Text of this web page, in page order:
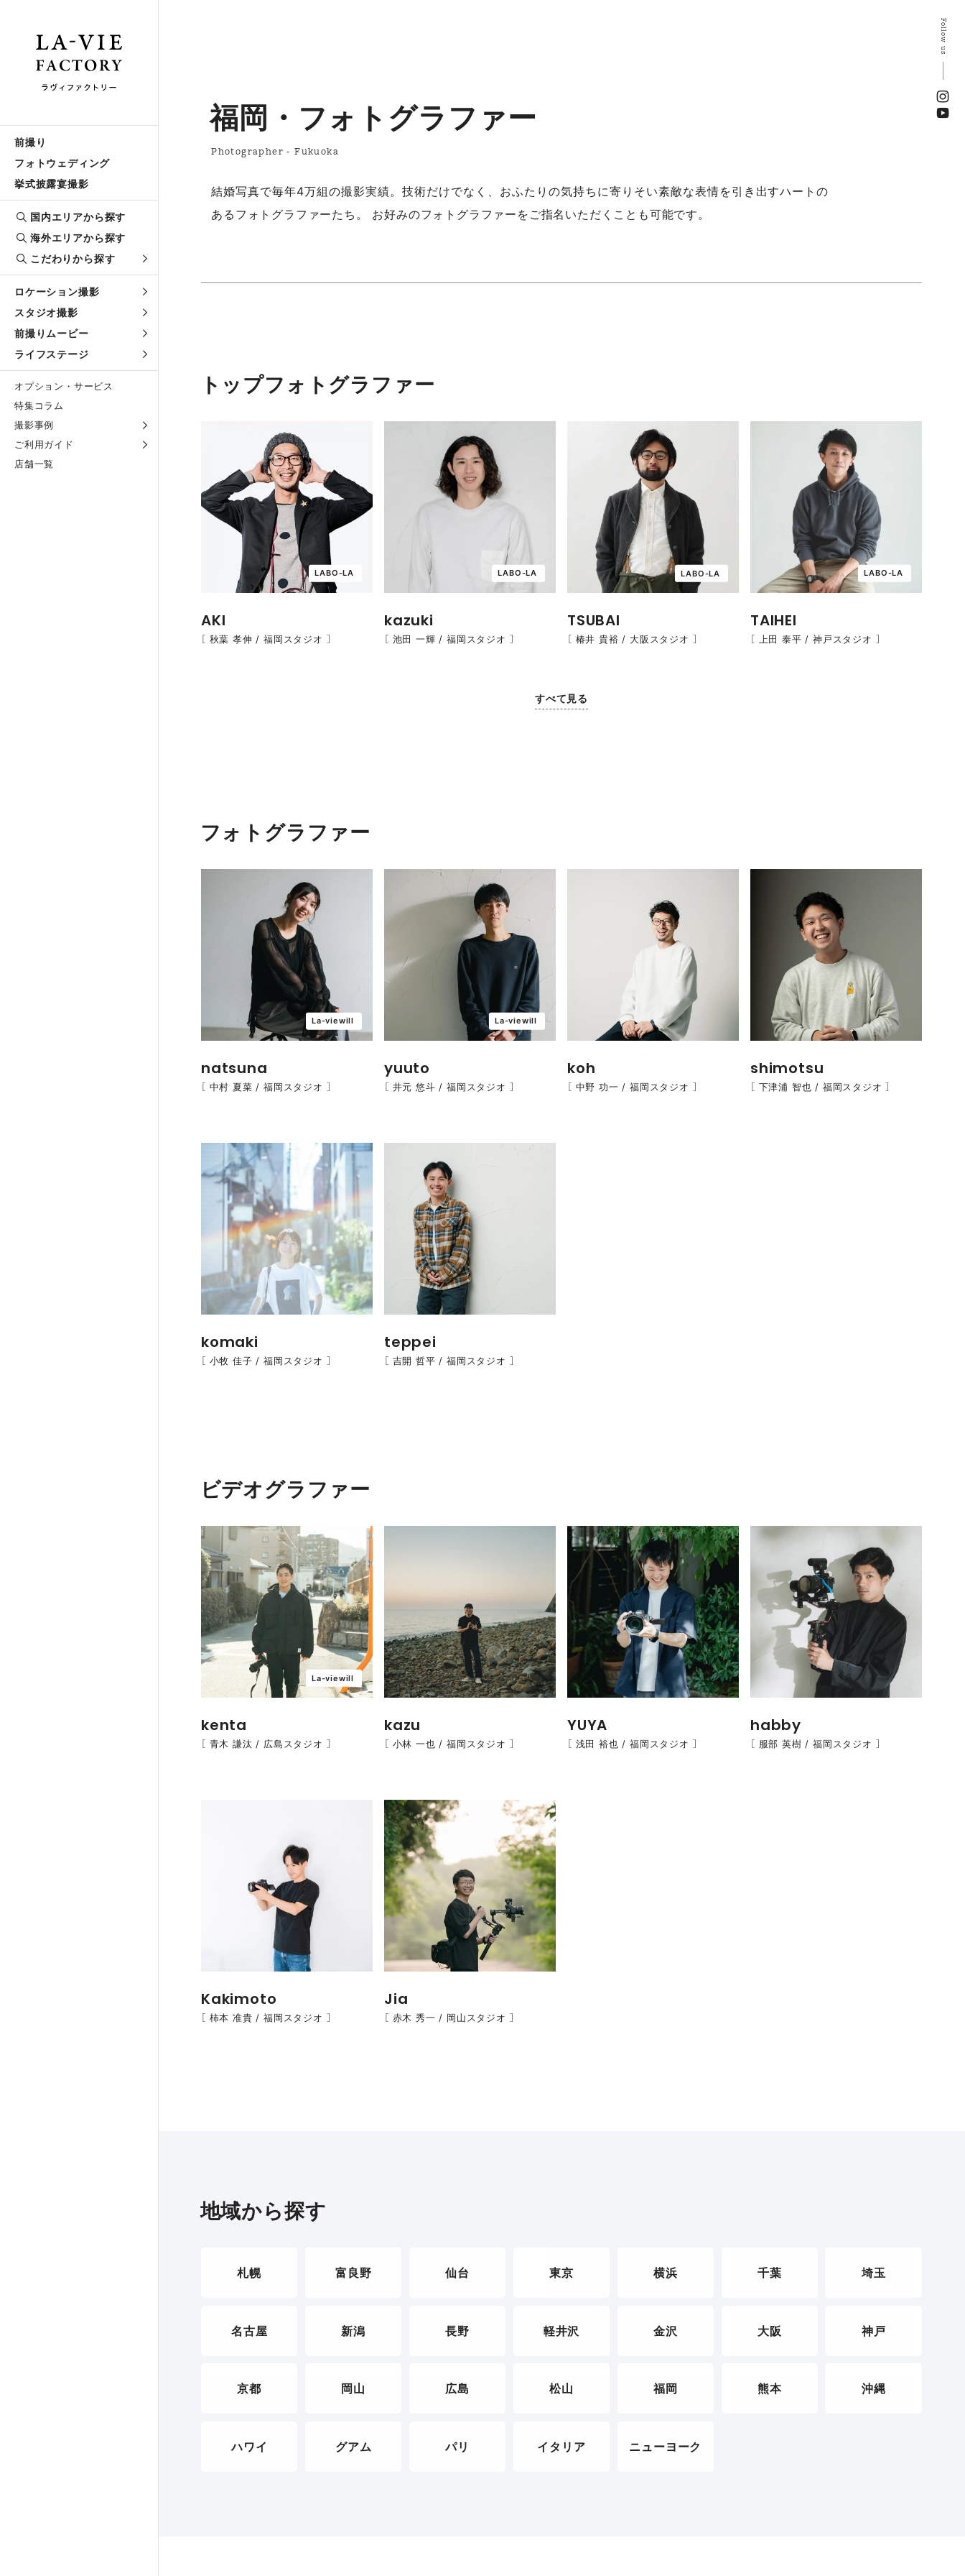
前撮り
フォトウェディング
挙式披露宴撮影
国内エリアから探す
海外エリアから探す
こだわりから探す
ロケーション撮影
スタジオ撮影
前撮りムービー
ライフステージ
オプション・サービス
特集コラム
撮影事例
ご利用ガイド
店舗一覧
福岡・フォトグラファー
Photographer - Fukuoka
結婚写真で毎年4万組の撮影実績。技術だけでなく、おふたりの気持ちに寄りそい素敵な表情を引き出すハートの
あるフォトグラファーたち。 お好みのフォトグラファーをご指名いただくことも可能です。
Follow us
トップフォトグラファー
AKI
［ 秋葉 孝伸 / 福岡スタジオ ］
LABO-LA
kazuki
［ 池田 一輝 / 福岡スタジオ ］
LABO-LA
TSUBAI
［ 椿井 貴裕 / 大阪スタジオ ］
LABO-LA
TAIHEI
［ 上田 泰平 / 神戸スタジオ ］
LABO-LA
すべて見る
フォトグラファー
natsuna
［ 中村 夏菜 / 福岡スタジオ ］
La-viewill
yuuto
［ 井元 悠斗 / 福岡スタジオ ］
La-viewill
koh
［ 中野 功一 / 福岡スタジオ ］
shimotsu
［ 下津浦 智也 / 福岡スタジオ ］
komaki
［ 小牧 佳子 / 福岡スタジオ ］
teppei
［ 吉開 哲平 / 福岡スタジオ ］
ビデオグラファー
kenta
［ 青木 謙汰 / 広島スタジオ ］
La-viewill
kazu
［ 小林 一也 / 福岡スタジオ ］
YUYA
［ 浅田 裕也 / 福岡スタジオ ］
habby
［ 服部 英樹 / 福岡スタジオ ］
Kakimoto
［ 柿本 准貴 / 福岡スタジオ ］
Jia
［ 赤木 秀一 / 岡山スタジオ ］
地域から探す
札幌 富良野 仙台 東京 横浜 千葉 埼玉
名古屋 新潟 長野 軽井沢 金沢 大阪 神戸
京都 岡山 広島 松山 福岡 熊本 沖縄
ハワイ グアム パリ イタリア ニューヨーク